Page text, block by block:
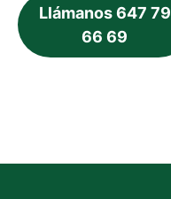
Llámanos 647 79
66 69